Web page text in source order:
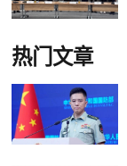
热门文章